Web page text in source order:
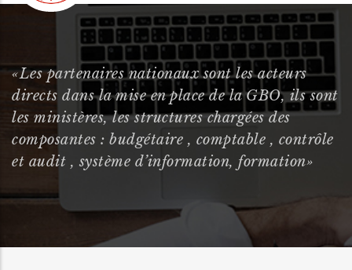
«Les partenaires nationaux sont les acteurs
directs dans la mise en place de la GBO, ils sont
les ministères, les structures chargées des
composantes : budgétaire , comptable , contrôle
et audit , système d’information, formation»